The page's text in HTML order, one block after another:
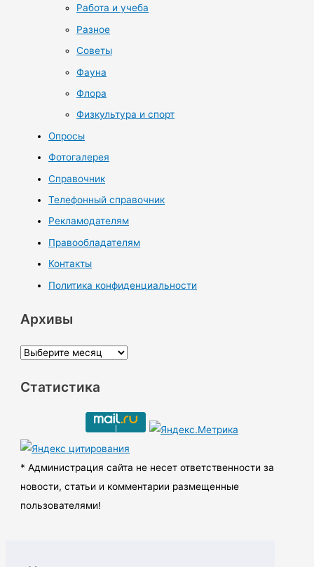
Работа и учеба
Разное
Советы
Фауна
Флора
Физкультура и спорт
Опросы
Фотогалерея
Справочник
Телефонный справочник
Рекламодателям
Правообладателям
Контакты
Политика конфиденциальности
Архивы
А
х
ы
Статистика
* Администрация сайта не несет ответственности за
новости, статьи и комментарии размещенные
пользователями!